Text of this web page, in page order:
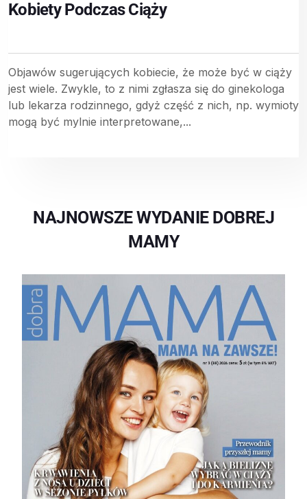
Kobiety Podczas Ciąży
Objawów sugerujących kobiecie, że może być w ciąży
jest wiele. Zwykle, to z nimi zgłasza się do ginekologa
lub lekarza rodzinnego, gdyż część z nich, np. wymioty
mogą być mylnie interpretowane,...
NAJNOWSZE WYDANIE DOBREJ
MAMY